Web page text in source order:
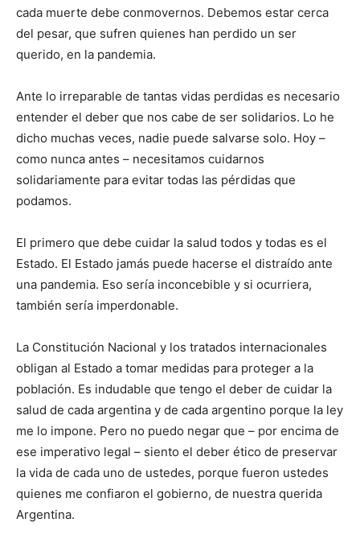
cada muerte debe conmovernos. Debemos estar cerca
del pesar, que sufren quienes han perdido un ser
querido, en la pandemia.
Ante lo irreparable de tantas vidas perdidas es necesario
entender el deber que nos cabe de ser solidarios. Lo he
dicho muchas veces, nadie puede salvarse solo. Hoy –
como nunca antes – necesitamos cuidarnos
solidariamente para evitar todas las pérdidas que
podamos.
El primero que debe cuidar la salud todos y todas es el
Estado. El Estado jamás puede hacerse el distraído ante
una pandemia. Eso sería inconcebible y si ocurriera,
también sería imperdonable.
La Constitución Nacional y los tratados internacionales
obligan al Estado a tomar medidas para proteger a la
población. Es indudable que tengo el deber de cuidar la
salud de cada argentina y de cada argentino porque la ley
me lo impone. Pero no puedo negar que – por encima de
ese imperativo legal – siento el deber ético de preservar
la vida de cada uno de ustedes, porque fueron ustedes
quienes me confiaron el gobierno, de nuestra querida
Argentina.